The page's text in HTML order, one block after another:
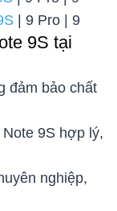
| 9 Pro | 9
9S tại
đảm bảo chất
9S hợp lý,
nghiệp,